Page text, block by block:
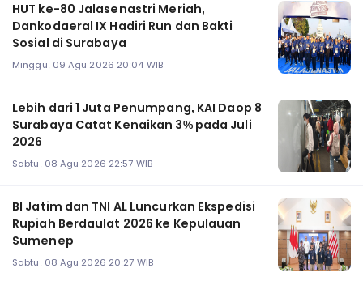
HUT ke-80 Jalasenastri Meriah,
Dankodaeral IX Hadiri Run dan Bakti
Sosial di Surabaya
Minggu, 09 Agu 2026 20:04 WIB
Lebih dari 1 Juta Penumpang, KAI Daop 8
Surabaya Catat Kenaikan 3% pada Juli
2026
Sabtu, 08 Agu 2026 22:57 WIB
BI Jatim dan TNI AL Luncurkan Ekspedisi
Rupiah Berdaulat 2026 ke Kepulauan
Sumenep
Sabtu, 08 Agu 2026 20:27 WIB